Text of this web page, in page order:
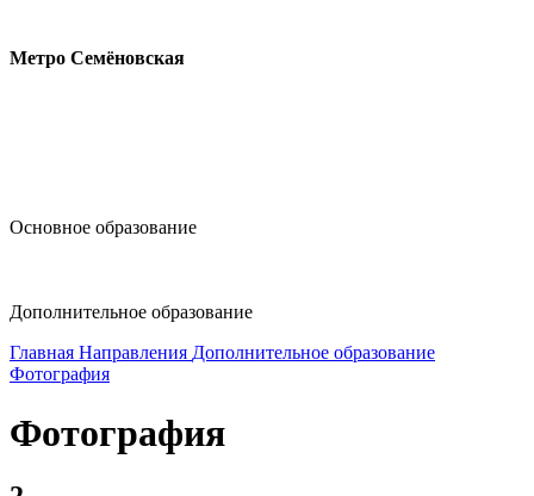
Метро Семёновская
Основное образование
Дополнительное образование
Главная Направления Дополнительное образование
Фотография
Фотография